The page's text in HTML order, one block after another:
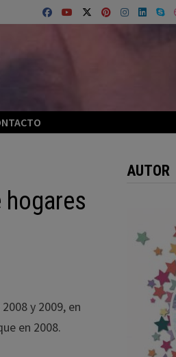
y 2009, en
en 2008.
AUTOR